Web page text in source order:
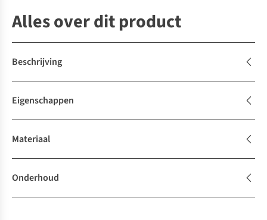
Alles over dit product
Beschrijving
Eigenschappen
Materiaal
Onderhoud